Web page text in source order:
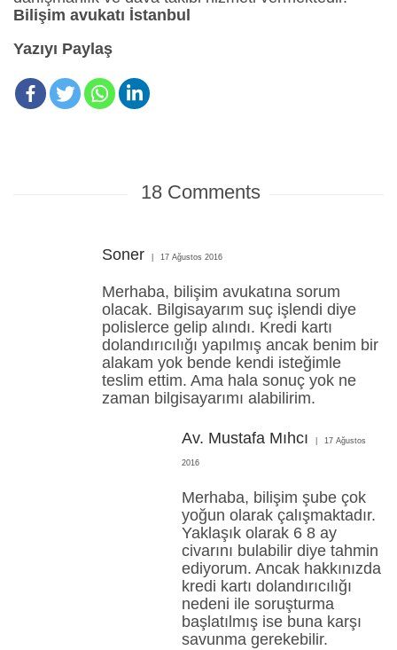
Bilişim avukatı İstanbul
Yazıyı Paylaş
18 Comments
Soner 17 Ağustos 2016
Merhaba, bilişim avukatına sorum
olacak. Bilgisayarım suç işlendi diye
polislerce gelip alındı. Kredi kartı
dolandırıcılığı yapılmış ancak benim bir
alakam yok bende kendi isteğimle
teslim ettim. Ama hala sonuç yok ne
zaman bilgisayarımı alabilirim.
Av. Mustafa Mıhcı 17 Ağustos
2016
Merhaba, bilişim şube çok
yoğun olarak çalışmaktadır.
Yaklaşık olarak 6 8 ay
civarını bulabilir diye tahmin
ediyorum. Ancak hakkınızda
kredi kartı dolandırıcılığı
nedeni ile soruşturma
başlatılmış ise buna karşı
savunma gerekebilir.